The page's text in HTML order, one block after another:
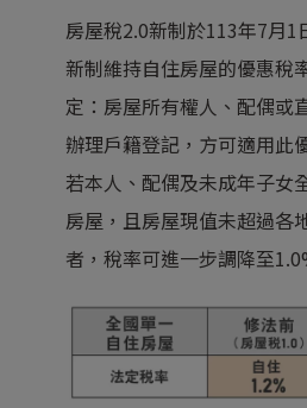
房屋稅2.0新制於113年7月1
新制維持自住房屋的優惠稅
定：房屋所有權人、配偶或
辦理戶籍登記，方可適用此
若本人、配偶及未成年子女
房屋，且房屋現值未超過各
者，稅率可進一步調降至